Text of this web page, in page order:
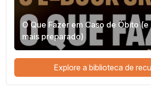
O Que Fazer em Caso de Óbito
mais preparado)
Explore a biblioteca de